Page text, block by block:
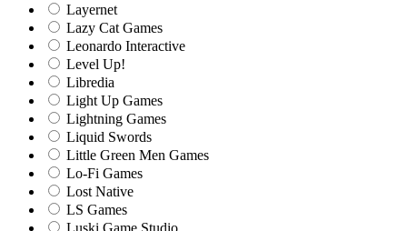
Layernet
Lazy Cat Games
Leonardo Interactive
Level Up!
Libredia
Light Up Games
Lightning Games
Liquid Swords
Little Green Men Games
Lo-Fi Games
Lost Native
LS Games